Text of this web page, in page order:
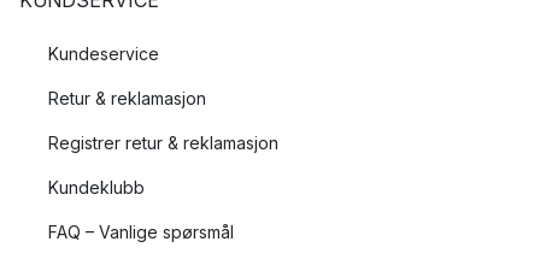
Kundeservice
Retur & reklamasjon
Registrer retur & reklamasjon
Kundeklubb
FAQ – Vanlige spørsmål